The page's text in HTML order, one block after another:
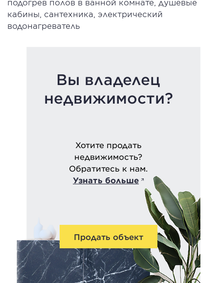
подогрев полов в ванной комнате, душевые
кабины, сантехника, электрический
водонагреватель
Вы владелец
недвижимости?
Хотите продать
недвижимость?
Обратитесь к нам.
Узнать больше
Продать объект